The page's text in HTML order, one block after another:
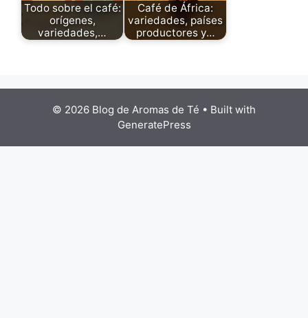
Todo sobre el café:
orígenes,
variedades,…
Café de África:
variedades, países
productores y…
© 2026 Blog de Aromas de Té • Built with
GeneratePress